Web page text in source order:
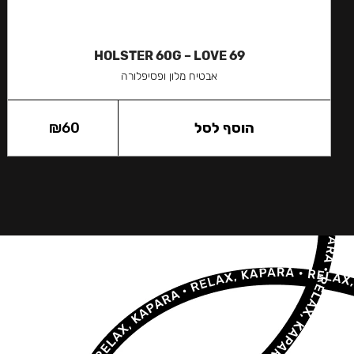
HOLSTER 60G – LOVE 69
אבטיח מלון ופסיפלורה
₪60 הוסף לסל